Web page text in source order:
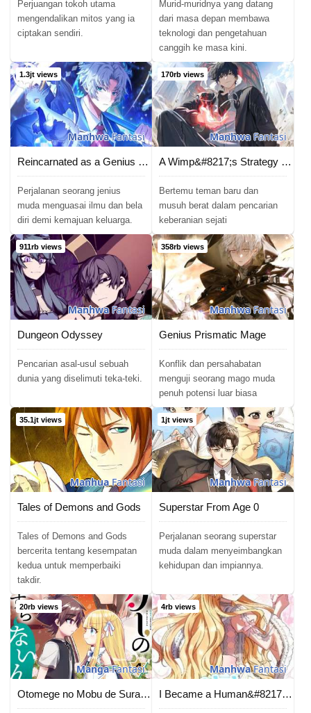
Perjuangan tokoh utama
mengendalikan mitos yang ia
ciptakan sendiri.
Murid-muridnya yang datang
dari masa depan membawa
teknologi dan pengetahuan
canggih ke masa kini.
1.3jt views
ManhwaFantasi
Reincarnated as a Genius Prodigy of a Prestigious Family
Perjalanan seorang jenius
muda menguasai ilmu dan bela
diri demi kemajuan keluarga.
170rb views
ManhwaFantasi
A Wimp&#8217;s Strategy Guide to Conquer the Tower
Bertemu teman baru dan
musuh berat dalam pencarian
keberanian sejati
911rb views
ManhwaFantasi
Dungeon Odyssey
Pencarian asal-usul sebuah
dunia yang diselimuti teka-teki.
358rb views
ManhwaFantasi
Genius Prismatic Mage
Konflik dan persahabatan
menguji seorang mago muda
penuh potensi luar biasa
35.1jt views
ManhuaFantasi
Tales of Demons and Gods
Tales of Demons and Gods
bercerita tentang kesempatan
kedua untuk memperbaiki
takdir.
1jt views
ManhwaFantasi
Superstar From Age 0
Perjalanan seorang superstar
muda dalam menyeimbangkan
kehidupan dan impiannya.
20rb views
MangaFantasi
Otomege no Mobu de Sura Nain da ga
4rb views
ManhwaFantasi
I Became a Human&#8217;s Daughter